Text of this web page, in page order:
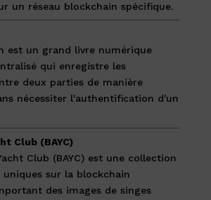
un réseau blockchain spécifique.
est un grand livre numérique
qui enregistre les
deux parties de manière
nécessiter l'authentification d'un
Club (BAYC)
Club (BAYC) est une collection
uniques sur la blockchain
des images de singes